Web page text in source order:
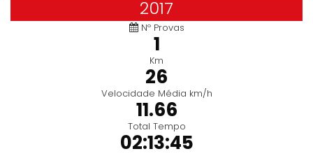
2017
Nº Provas
1
Km
26
Velocidade Média km/h
11.66
Total Tempo
02:13:45